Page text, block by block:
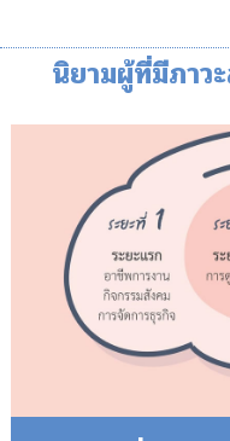
นิยามผู้ที่มีภาว